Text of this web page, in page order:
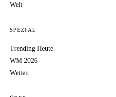
Welt
SPEZIAL
Trending Heute
WM 2026
Wetten